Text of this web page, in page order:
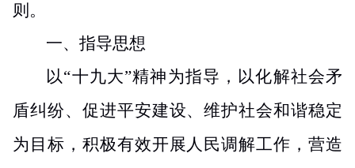
则 。
一、指导思想
以“十九大”精神为指导，以化解社会矛
盾纠纷、促进平安建设、维护社会和谐稳定
为目标，积极有效开展人民调解工作，营造